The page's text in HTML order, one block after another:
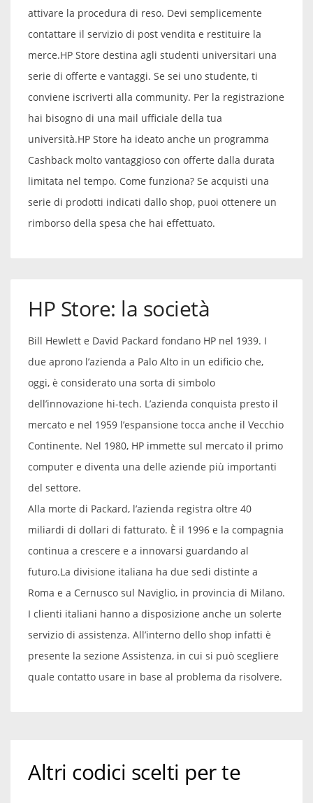
attivare la procedura di reso. Devi semplicemente
contattare il servizio di post vendita e restituire la
merce.HP Store destina agli studenti universitari una
serie di offerte e vantaggi. Se sei uno studente, ti
conviene iscriverti alla community. Per la registrazione
hai bisogno di una mail ufficiale della tua
università.HP Store ha ideato anche un programma
Cashback molto vantaggioso con offerte dalla durata
limitata nel tempo. Come funziona? Se acquisti una
serie di prodotti indicati dallo shop, puoi ottenere un
rimborso della spesa che hai effettuato.
HP Store: la società
Bill Hewlett e David Packard fondano HP nel 1939. I
due aprono l’azienda a Palo Alto in un edificio che,
oggi, è considerato una sorta di simbolo
dell’innovazione hi-tech. L’azienda conquista presto il
mercato e nel 1959 l’espansione tocca anche il Vecchio
Continente. Nel 1980, HP immette sul mercato il primo
computer e diventa una delle aziende più importanti
del settore.
Alla morte di Packard, l’azienda registra oltre 40
miliardi di dollari di fatturato. È il 1996 e la compagnia
continua a crescere e a innovarsi guardando al
futuro.La divisione italiana ha due sedi distinte a
Roma e a Cernusco sul Naviglio, in provincia di Milano.
I clienti italiani hanno a disposizione anche un solerte
servizio di assistenza. All’interno dello shop infatti è
presente la sezione Assistenza, in cui si può scegliere
quale contatto usare in base al problema da risolvere.
Altri codici scelti per te